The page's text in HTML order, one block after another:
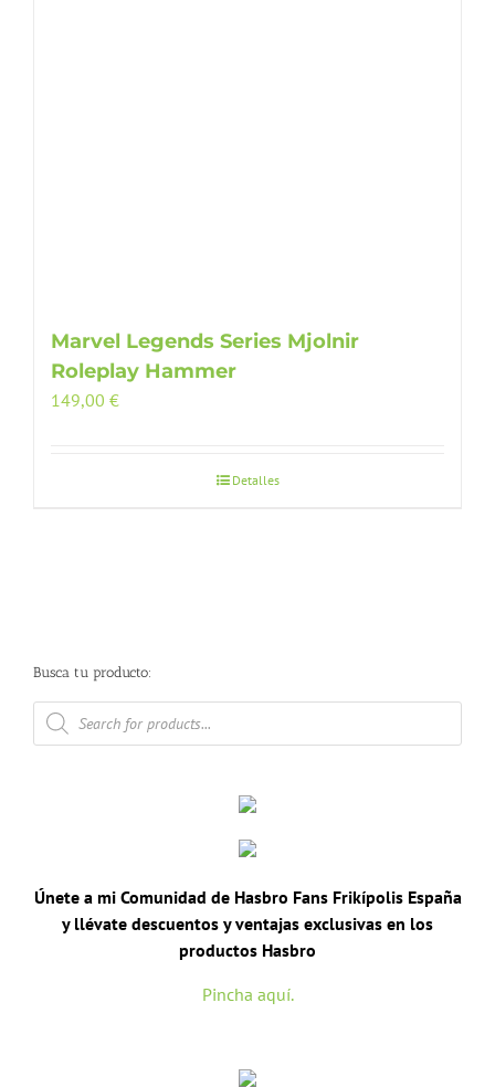
Marvel Legends Series Mjolnir
Roleplay Hammer
149,00 €
Detalles
Busca tu producto:
Búsqueda
de
productos
Únete a mi Comunidad de Hasbro Fans Frikípolis España
y llévate descuentos y ventajas exclusivas en los
productos Hasbro
Pincha aquí.